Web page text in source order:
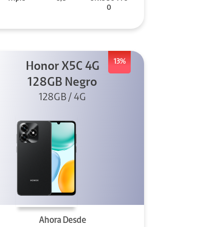
0
13%
Honor X5C 4G
128GB Negro
128GB / 4G
Ahora Desde